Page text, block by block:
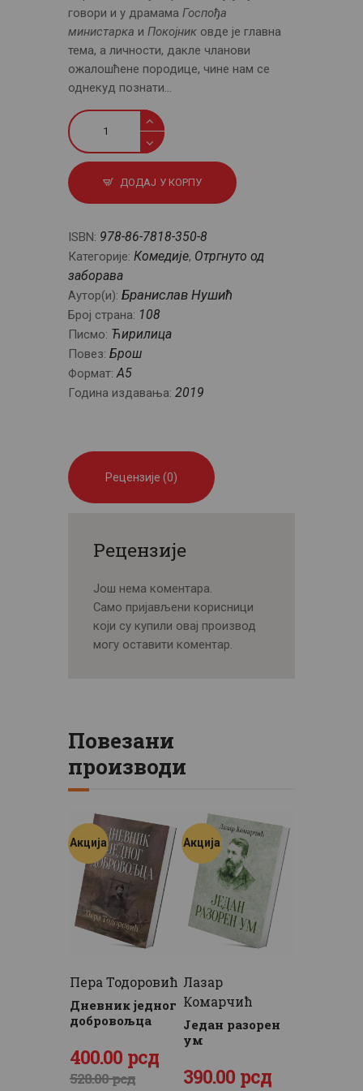
говори и у драмама Госпођа
министарка и Покојник овде је главна
тема, а личности, дакле чланови
ожалошћене породице, чине нам се
однекуд познати…
Ожалошћена
породица
количина
ДОДАЈ У КОРПУ
ISBN: 978-86-7818-350-8
Категорије: Комедије, Отргнуто од
заборава
Аутор(и): Бранислав Нушић
Број страна: 108
Писмо: Ћирилица
Повез: Брош
Формат:A5
Година издавања: 2019
Рецензије (0)
Рецензије
Још нема коментара.
Само пријављени корисници
који су купили овај производ
могу оставити коментар.
Повезани
производи
Акција
Пера Тодоровић
Дневник једног
добровољца
528.00рсд
Оригинална
цена
400.00 рсд
Тренутна
цена
Акција
Лазар
Комарчић
Један разорен
ум
Оригинална
390.00 рсд
Тренутна